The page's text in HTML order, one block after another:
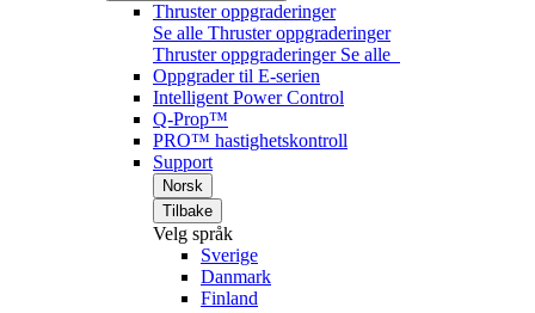
Thruster oppgraderinger
Se alle Thruster oppgraderinger
Thruster oppgraderinger Se alle
Oppgrader til E-serien
Intelligent Power Control
Q-Prop™
PRO™ hastighetskontroll
Support
Norsk
Tilbake
Velg språk
Sverige
Danmark
Finland